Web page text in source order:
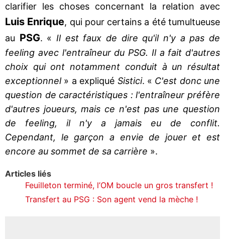
clarifier les choses concernant la relation avec
Luis Enrique, qui pour certains a été tumultueuse
au PSG. « Il est faux de dire qu'il n'y a pas de
feeling avec l'entraîneur du PSG. Il a fait d'autres
choix qui ont notamment conduit à un résultat
exceptionnel» a expliqué Sistici. « C'est donc une
question de caractéristiques : l'entraîneur préfère
d'autres joueurs, mais ce n'est pas une question
de feeling, il n'y a jamais eu de conflit.
Cependant, le garçon a envie de jouer et est
encore au sommet de sa carrière ».
Articles liés
Feuilleton terminé, l’OM boucle un gros transfert !
Transfert au PSG : Son agent vend la mèche !